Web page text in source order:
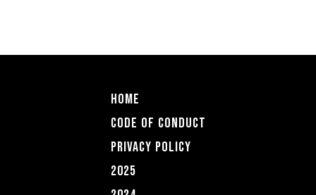
HOME
CODE OF COnDUCT
PRIVACY POLICY
2025